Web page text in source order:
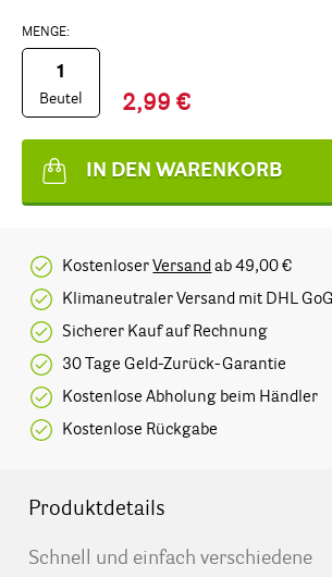
MENGE:
Beutel 2,99 €
IN DEN WARENKORB
KostenloserVersand ab 49,00 €
Klimaneutraler Versand mit DHL
Sicherer Kauf auf Rechnung
30 Tage Geld-Zurück-Garantie
Kostenlose Abholung beim Händler
Kostenlose Rückgabe
Produktdetails
Schnell und einfach verschiedene